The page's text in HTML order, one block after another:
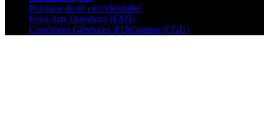
Politique de de confidentialité
Foire Aux Questions (FAQ)
Conditions Générales d’Utilisation (CGU)